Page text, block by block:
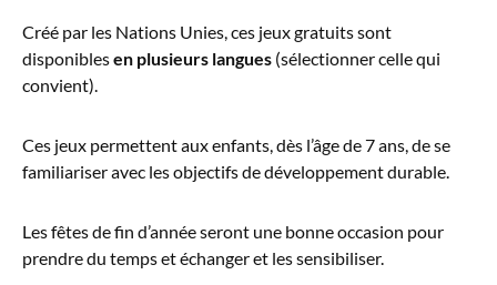
Créé par les Nations Unies, ces jeux gratuits sont
disponiblesen plusieurs langues (sélectionner celle qui
convient).
Ces jeux permettent aux enfants, dès l’âge de 7 ans, de se
familiariser avec les objectifs de développement durable.
Les fêtes de fin d’année seront une bonne occasion pour
prendre du temps et échanger et les sensibiliser.